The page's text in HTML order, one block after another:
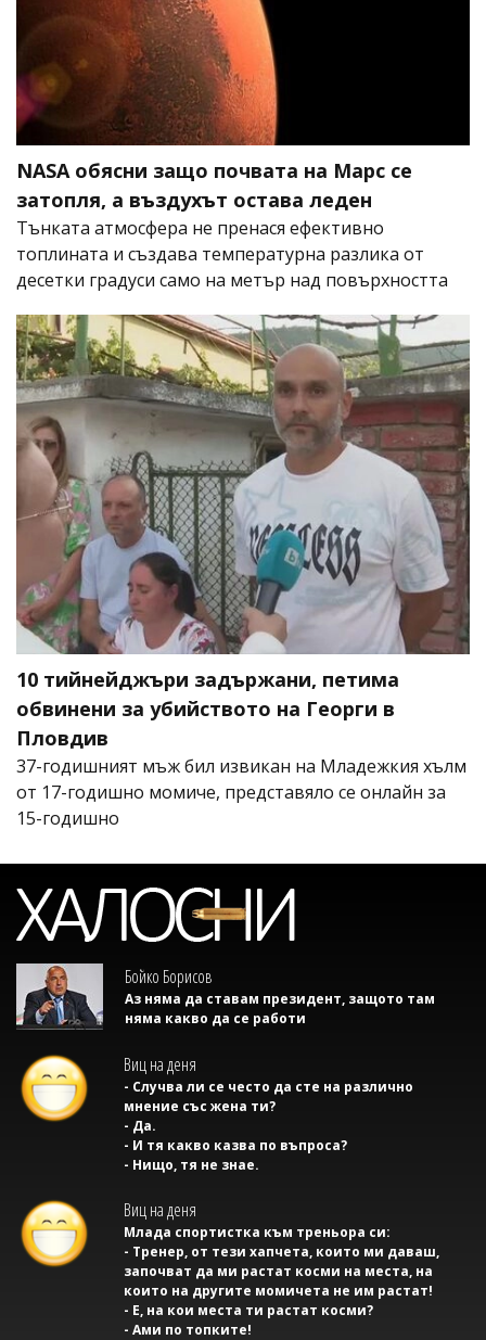
NASA обясни защо почвата на Марс се
затопля, а въздухът остава леден
Тънката атмосфера не пренася ефективно
топлината и създава температурна разлика от
десетки градуси само на метър над повърхността
10 тийнейджъри задържани, петима
обвинени за убийството на Георги в
Пловдив
37-годишният мъж бил извикан на Младежкия хълм
от 17-годишно момиче, представяло се онлайн за
15-годишно
Бойко Борисов
Аз няма да ставам президент, защото там
няма какво да се работи
Виц на деня
- Случва ли се често да сте на различно
мнение със жена ти?
- Да.
- И тя какво казва по въпроса?
- Нищо, тя не знае.
Виц на деня
Млада спортистка към треньора си:
- Тренер, от тези хапчета, които ми даваш,
започват да ми растат косми на места, на
които на другите момичета не им растат!
- Е, на кои места ти растат косми?
- Ами по топките!